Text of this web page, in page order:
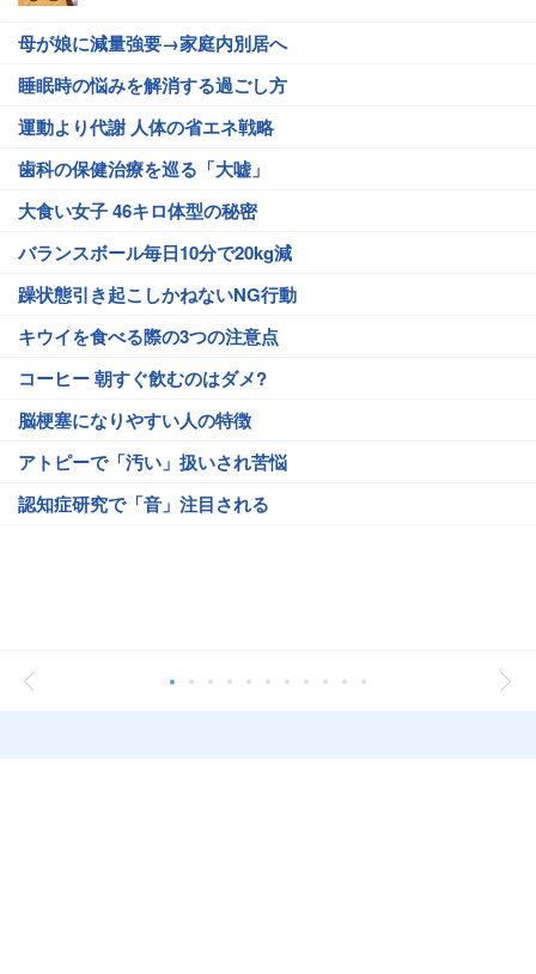
母が娘に減量強要→家庭内別居へ
睡眠時の悩みを解消する過ごし方
運動より代謝 人体の省エネ戦略
歯科の保健治療を巡る「大嘘」
大食い女子 46キロ体型の秘密
バランスボール毎日10分で20kg減
躁状態引き起こしかねないNG行動
キウイを食べる際の3つの注意点
コーヒー 朝すぐ飲むのはダメ?
脳梗塞になりやすい人の特徴
アトピーで「汚い」扱いされ苦悩
認知症研究で「音」注目される